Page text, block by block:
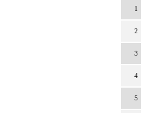
1
2
3
4
5